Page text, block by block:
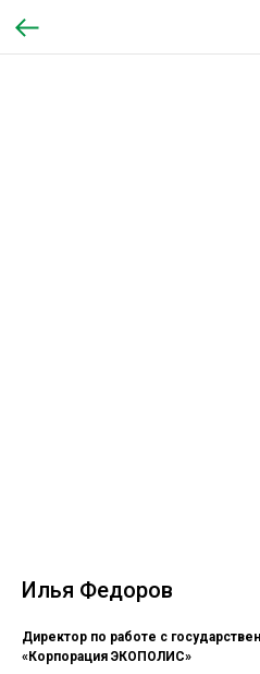
Илья Федоров
Директор по работе с
«Корпорация ЭКОПОЛИС»